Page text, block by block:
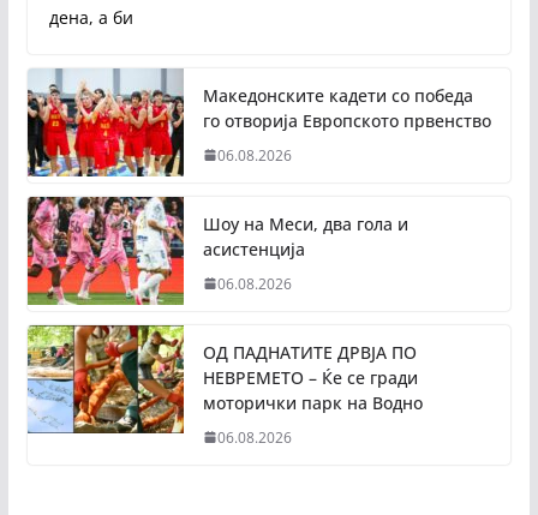
дена, а би
Македонските кадети со победа
го отворија Европското првенство
06.08.2026
Шоу на Меси, два гола и
асистенција
06.08.2026
ОД ПАДНАТИТЕ ДРВЈА ПО
НЕВРЕМЕТО – Ќе се гради
моторички парк на Водно
06.08.2026